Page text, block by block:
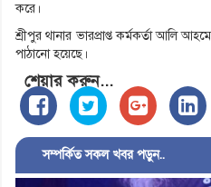
করে।
শ্রীপুর থানার ভারপ্রাপ্ত কর্মকর্তা আলি
পাঠানো হয়েছে।
শেয়ার করুন...
সম্পর্কিত সকল খবর পড়ুন..